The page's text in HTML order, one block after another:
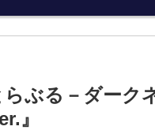
ぶる－ダーク
』